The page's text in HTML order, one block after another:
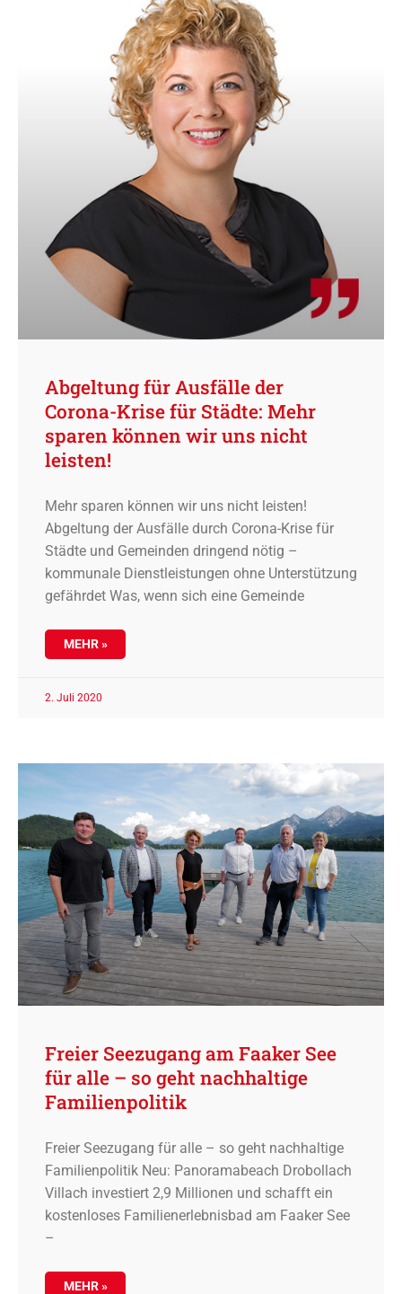
Abgeltung für Ausfälle der
Corona-Krise für Städte: Mehr
sparen können wir uns nicht
leisten!
Mehr sparen können wir uns nicht leisten!
Abgeltung der Ausfälle durch Corona-Krise für
Städte und Gemeinden dringend nötig –
kommunale Dienstleistungen ohne Unterstützung
gefährdet Was, wenn sich eine Gemeinde
MEHR »
2. Juli 2020
Freier Seezugang am Faaker See
für alle – so geht nachhaltige
Familienpolitik
Freier Seezugang für alle – so geht nachhaltige
Familienpolitik Neu: Panoramabeach Drobollach
Villach investiert 2,9 Millionen und schafft ein
kostenloses Familienerlebnisbad am Faaker See
–
MEHR »